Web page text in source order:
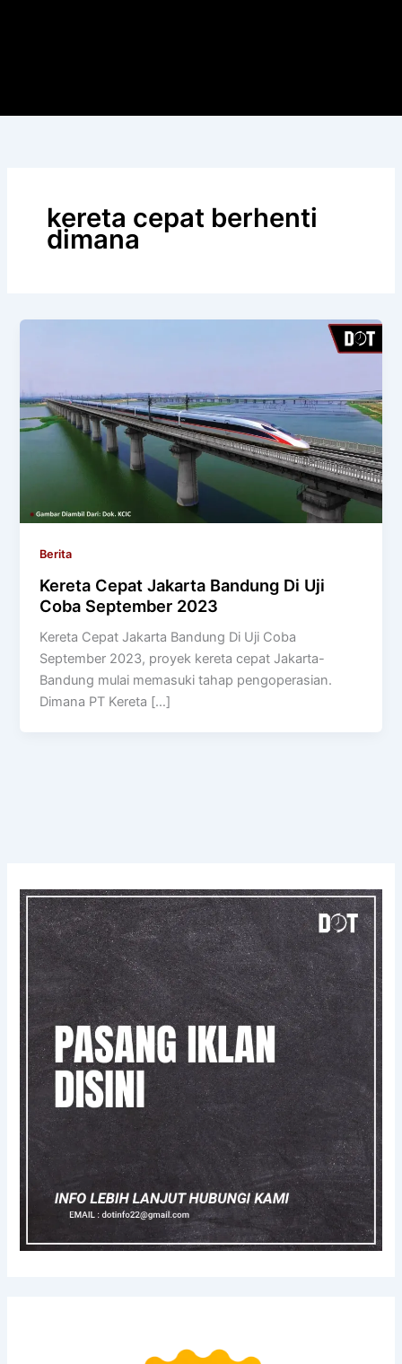
kereta cepat berhenti
dimana
Berita
Kereta Cepat Jakarta Bandung Di Uji
Coba September 2023
Kereta Cepat Jakarta Bandung Di Uji Coba
September 2023, proyek kereta cepat Jakarta-
Bandung mulai memasuki tahap pengoperasian.
Dimana PT Kereta […]